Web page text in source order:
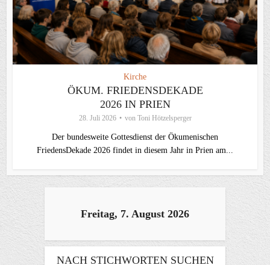
Kirche
ÖKUM. FRIEDENSDEKADE
2026 IN PRIEN
28. Juli 2026 von Toni Hötzelsperger
Der bundesweite Gottesdienst der Ökumenischen
FriedensDekade 2026 findet in diesem Jahr in Prien am...
Freitag, 7. August 2026
NACH STICHWORTEN SUCHEN